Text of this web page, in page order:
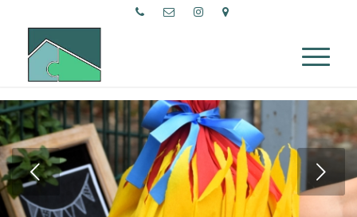
Weiter